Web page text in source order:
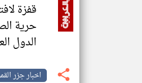
قفزة
حرية
الدول
اخبار جزر